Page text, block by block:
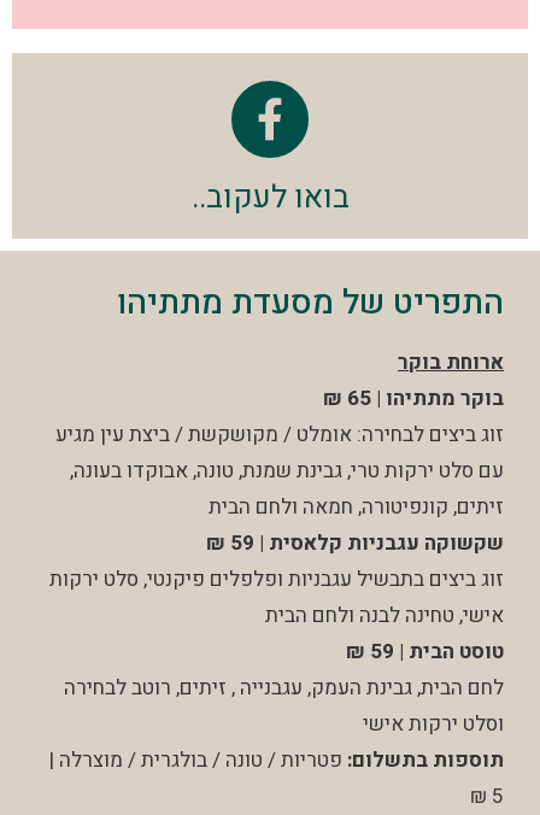
בואו לעקוב..
התפריט של מסעדת מתתיהו
ארוחת בוקר
בוקר מתתיהו | 65 ₪
זוג ביצים לבחירה: אומלט / מקושקשת / ביצת עין מגיע
עם סלט ירקות טרי, גבינת שמנת, טונה, אבוקדו בעונה,
זיתים, קונפיטורה, חמאה ולחם הבית
שקשוקה עגבניות קלאסית | 59 ₪
זוג ביצים בתבשיל עגבניות ופלפלים פיקנטי, סלט ירקות
אישי, טחינה לבנה ולחם הבית
טוסט הבית | 59 ₪
לחם הבית, גבינת העמק, עגבנייה , זיתים, רוטב לבחירה
וסלט ירקות אישי
תוספות בתשלום: פטריות / טונה / בולגרית / מוצרלה |
5 ₪